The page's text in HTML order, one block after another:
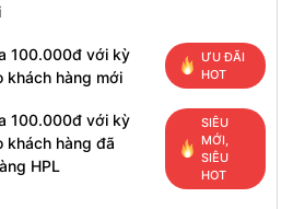
100.000đ với kỳ
khách hàng mới
ƯU ĐÃI
HOT
100.000đ với kỳ
khách hàng đã
HPL
SIÊU
MỚI,
SIÊU
HOT